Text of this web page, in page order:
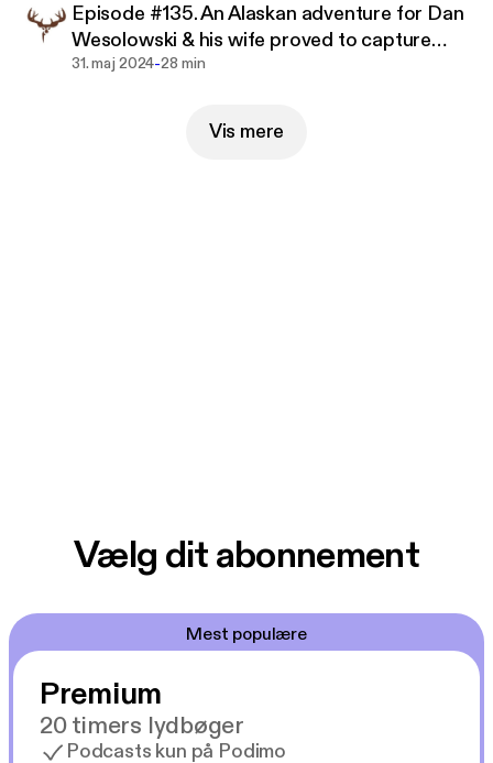
Episode #135. An Alaskan adventure for Dan
Wesolowski & his wife proved to capture
memories for a lifetime.
31. maj 2024-28 min
Vis mere
Vælg dit abonnement
Mest populære
Premium
20 timers lydbøger
Podcasts kun på Podimo